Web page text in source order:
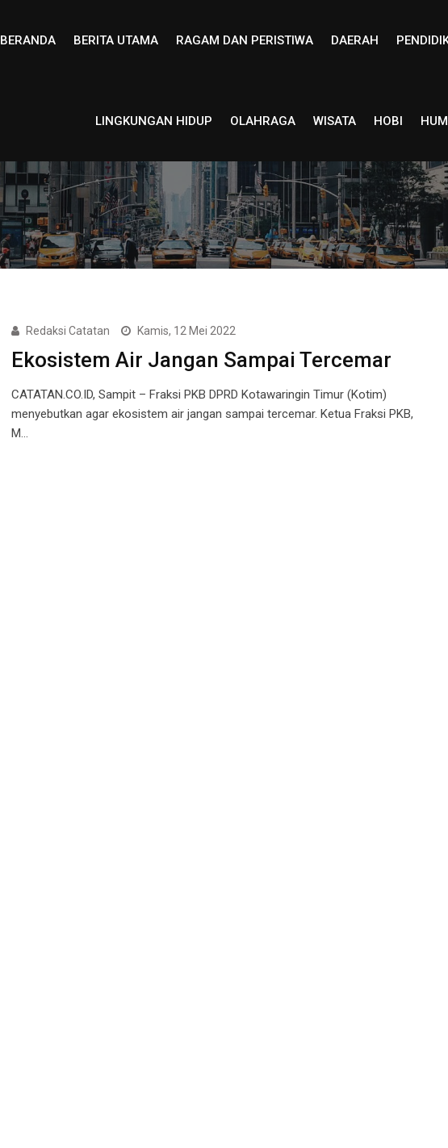
BERANDA BERITA UTAMA RAGAM DAN PERISTIWA DAERAH
LINGKUNGAN HIDUP OLAHRAGA WISATA HOBI
Redaksi Catatan Kamis, 12 Mei 2022
Ekosistem Air Jangan Sampai Tercemar
CATATAN.CO.ID, Sampit – Fraksi PKB DPRD Kotawaringin Timur (Kotim)
menyebutkan agar ekosistem air jangan sampai tercemar. Ketua Fraksi PKB,
M…